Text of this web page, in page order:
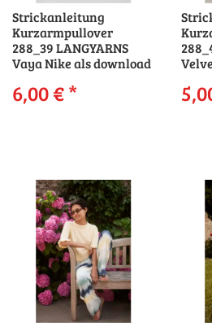
Strickanleitung
Kurzarmpullover
288_39 LANGYARNS
Vaya Nike als download
6,00 €*